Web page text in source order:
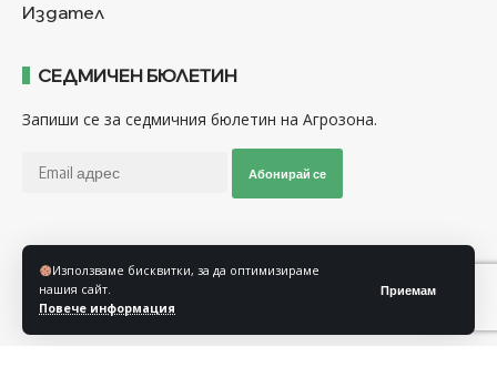
Използваме бисквитки, за да оптимизираме
нашия сайт.
Повече информация
Приемам
Издател
СЕДМИЧЕН БЮЛЕТИН
Запиши се за седмичния бюлетин на Агрозона.
Абонирай се
Последвайте ни